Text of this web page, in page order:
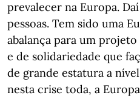
prevalecer na Europa.
pessoas. Tem sido uma
abalança para um
e de solidariedade que
de grande estatura a
nesta crise toda, a